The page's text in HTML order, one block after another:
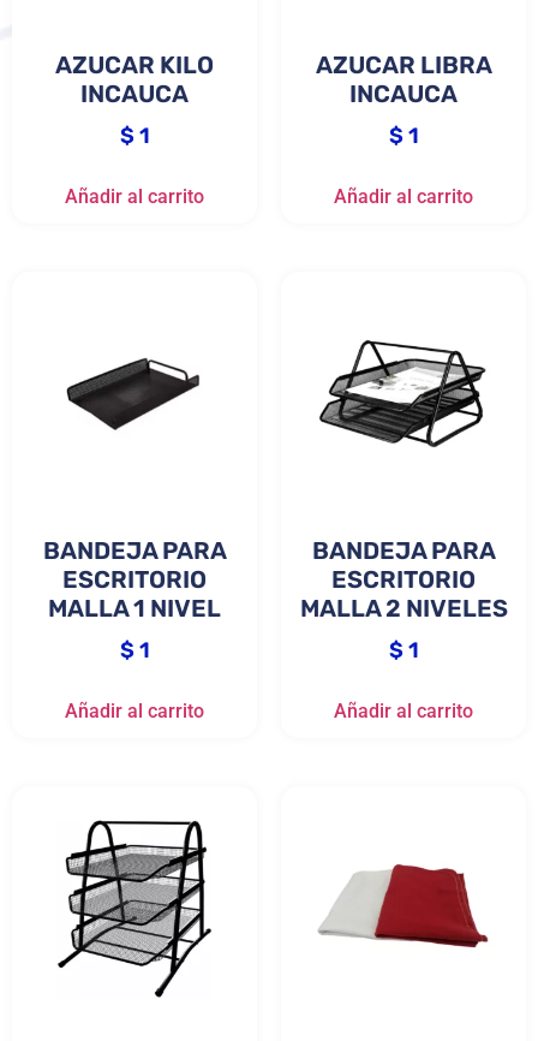
AZUCAR KILO
INCAUCA
$1
Añadir al carrito
AZUCAR LIBRA
INCAUCA
$1
Añadir al carrito
BANDEJA PARA
ESCRITORIO
MALLA 1 NIVEL
$1
Añadir al carrito
BANDEJA PARA
ESCRITORIO
MALLA 2 NIVELES
$1
Añadir al carrito